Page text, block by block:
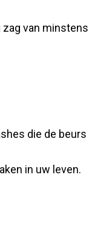
van minstens
die de
in uw leven.